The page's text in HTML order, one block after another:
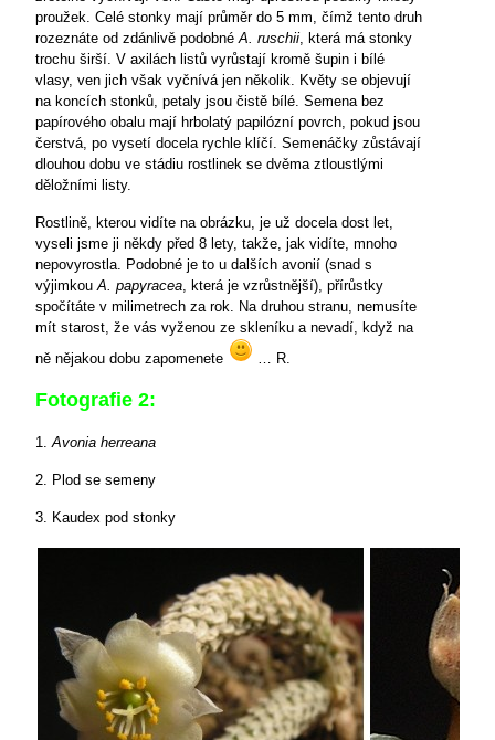
proužek. Celé stonky mají průměr do 5 mm, čímž tento druh
rozeznáte od zdánlivě podobnéA. ruschii, která má stonky
trochu širší. V axilách listů vyrůstají kromě šupin i bílé
vlasy, ven jich však vyčnívá jen několik. Květy se objevují
na koncích stonků, petaly jsou čistě bílé. Semena bez
papírového obalu mají hrbolatý papilózní povrch, pokud jsou
čerstvá, po vysetí docela rychle klíčí. Semenáčky zůstávají
dlouhou dobu ve stádiu rostlinek se dvěma ztloustlými
děložními listy.
Rostlině, kterou vidíte na obrázku, je už docela dost let,
vyseli jsme ji někdy před 8 lety, takže, jak vidíte, mnoho
nepovyrostla. Podobné je to u dalších avonií (snad s
výjimkouA. papyracea, která je vzrůstnější), přírůstky
spočítáte v milimetrech za rok. Na druhou stranu, nemusíte
mít starost, že vás vyženou ze skleníku a nevadí, když na
ně nějakou dobu zapomenete
… R.
Fotografie 2:
1.Avonia herreana
2. Plod se semeny
3. Kaudex pod stonky